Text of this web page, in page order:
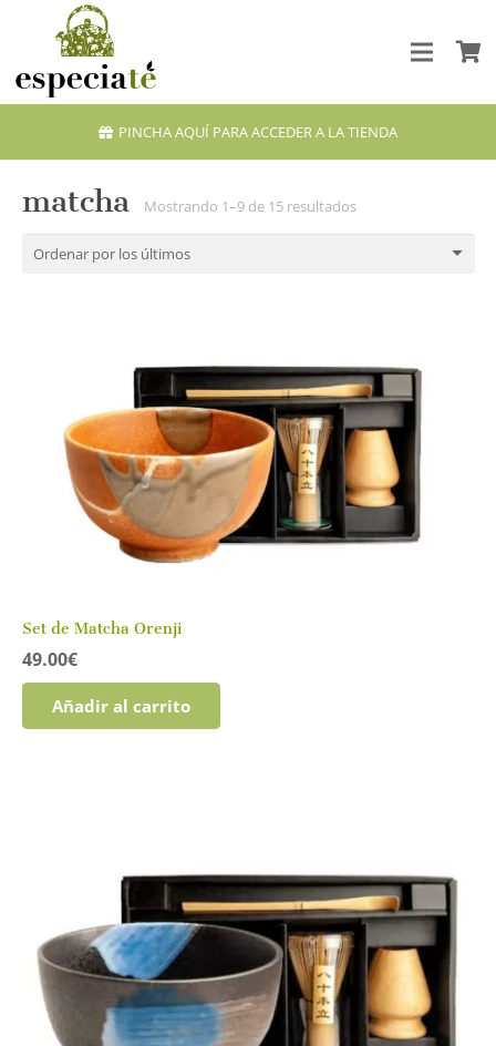
PINCHA AQUÍ PARA ACCEDER A LA TIENDA
matcha Mostrando 1–9 de 15 resultadosOrdenado
por
Set de Matcha Orenji
49.00€
Añadir al carrito